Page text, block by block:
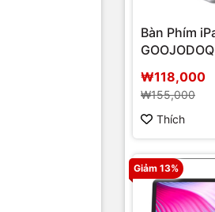
Bàn Phím
₩118,000
₩155,000
Thích
Giảm 13%